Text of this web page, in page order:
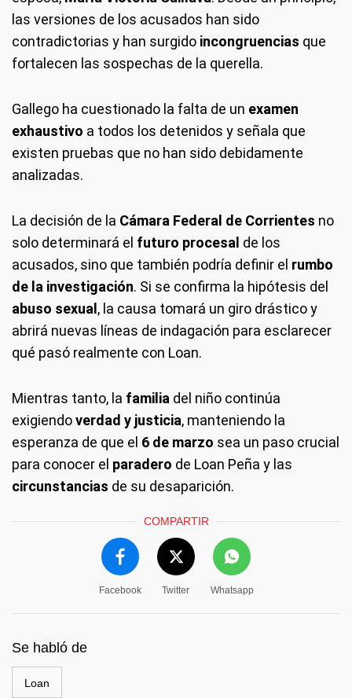
las versiones de los acusados han sido
contradictorias y han surgido incongruencias que
fortalecen las sospechas de la querella.
Gallego ha cuestionado la falta de un examen
exhaustivo a todos los detenidos y señala que
existen pruebas que no han sido debidamente
analizadas.
La decisión de la Cámara Federal de Corrientes no
solo determinará el futuro procesal de los
acusados, sino que también podría definir el rumbo
de la investigación. Si se confirma la hipótesis del
abuso sexual , la causa tomará un giro drástico y
abrirá nuevas líneas de indagación para esclarecer
qué pasó realmente con Loan.
Mientras tanto, la familia del niño continúa
exigiendoverdad y justicia, manteniendo la
esperanza de que el 6 de marzo sea un paso crucial
para conocer el paradero de Loan Peña y las
circunstancias de su desaparición.
COMPARTIR
Facebook Twitter Whatsapp
Se habló de
Loan